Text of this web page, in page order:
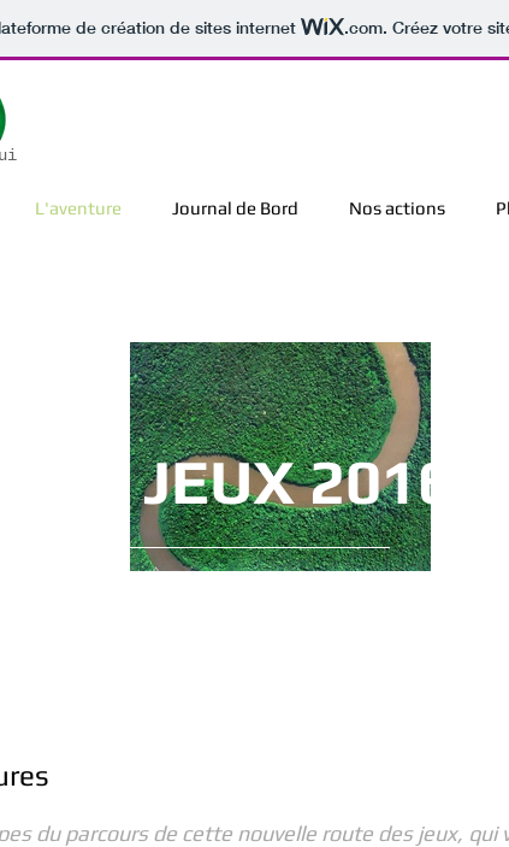
de création de sites internet .com. Créez votre
L'aventure Journal de Bord Nos actions
du parcours de cette nouvelle route des jeux, qui
JEUX 2016